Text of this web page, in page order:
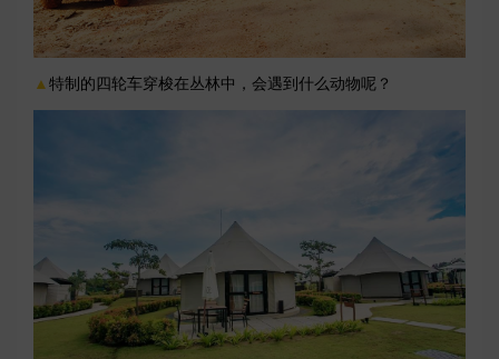
▲特制的四轮车穿梭在丛林中，会遇到什么动物呢？